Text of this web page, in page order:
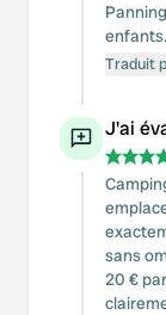
enfants.
Traduit
J'ai
sans
20 €